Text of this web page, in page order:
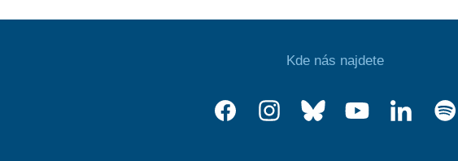
Kde nás najdete